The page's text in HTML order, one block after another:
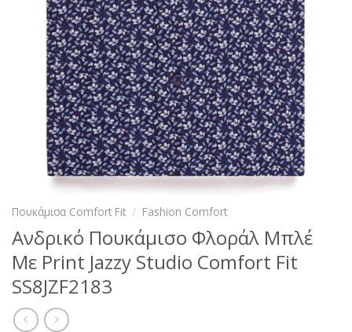
Πουκάμισα Comfort Fit / Fashion Comfort
Ανδρικό Πουκάμισο Φλοράλ Μπλέ
Με Print Jazzy Studio Comfort Fit
SS8JZF2183